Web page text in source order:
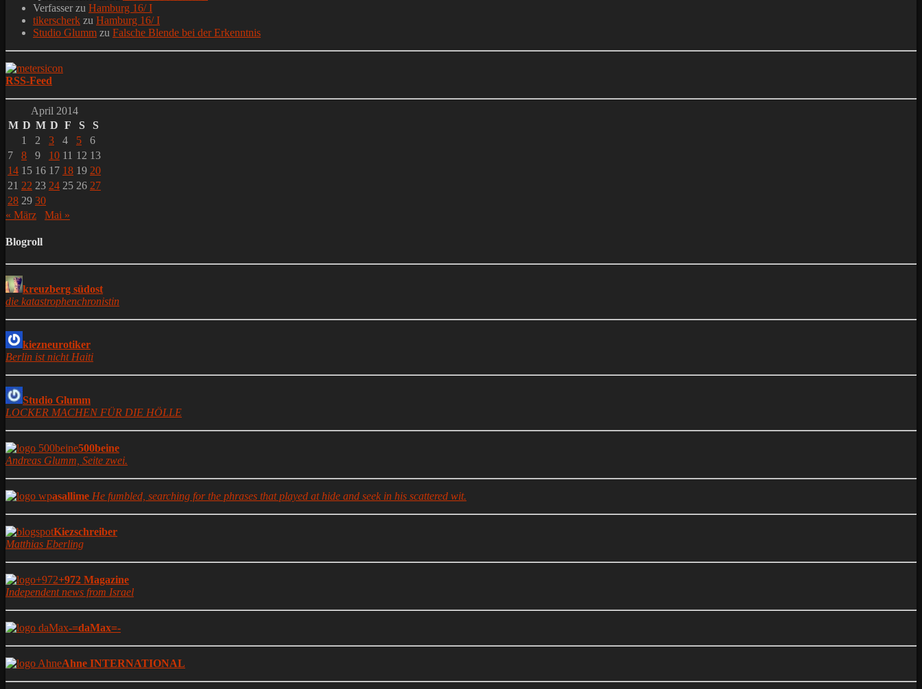
Verfasserzu Hamburg 16/ I
tikerscherk zu Hamburg 16/ I
Studio Glumm zu Falsche Blende bei der Erkenntnis
RSS-Feed
April 2014
M D M D F S
S
1
2 3 4 5
6
7
8 9 10 11 12 13
14 15 16 17 18 19 20
21 22 23 24 25 26 27
28 29 30
« März
Mai »
Blogroll
kreuzberg südost
die katastrophenchronistin
kiezneurotiker
Berlin ist nicht Haiti
Studio Glumm
LOCKER MACHEN FÜR DIE HÖLLE
500beine
Andreas Glumm, Seite zwei.
asallime He fumbled, searching for the phrases that played at hide and seek in his scattered wit.
Kiezschreiber
Matthias Eberling
+972 Magazine
Independent news from Israel
-=daMax=-
Ahne INTERNATIONAL